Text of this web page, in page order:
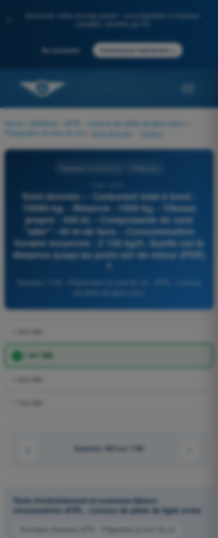
Découvrez notre nouveau portail : une préparation à l'examen
Se connecter Commencer maintenant
Home Matières ATPL - Licence de pilote de ligne avion
Préparation et suivi du vol
Sont donnés : - Carburant total à bord :
15000 kg. - Réserve : 1500 kg. - Vitesse
propre : 440 kt. - Composante de vent
"aller" : 45 kt de face. - Consommation
horaire moyenne : 2 150 kg/h. Quelle est la
distance jusqu’au point sûr de retour (PSR)
1 367 NM.
Question 440 sur 1106
Tests d'entraînement et examens blancs
chronométrés ATPL - Licence de pilote de ligne avion
Simulation d'examen ATPL - Préparation et suivi du vol